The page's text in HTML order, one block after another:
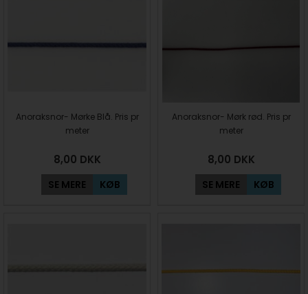
Anoraksnor- Mørke Blå. Pris pr
meter
8,00 DKK
SE MERE KØB
Anoraksnor- Mørk rød. Pris pr
meter
8,00 DKK
SE MERE KØB